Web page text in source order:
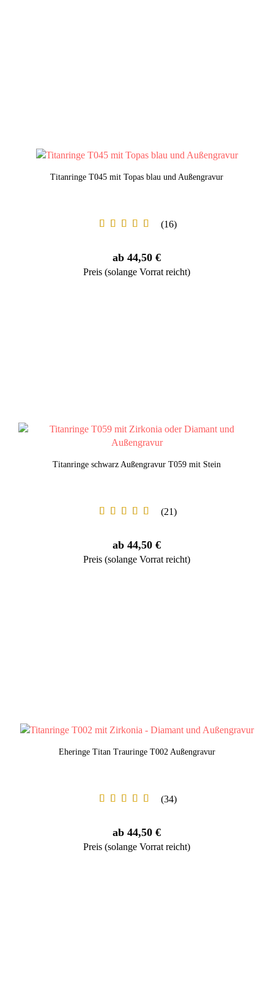
Titanringe T045 mit Topas blau und Außengravur
16
ab 44,50 €
Preis (solange Vorrat reicht)
Titanringe schwarz Außengravur T059 mit Stein
21
ab 44,50 €
Preis (solange Vorrat reicht)
Eheringe Titan Trauringe T002 Außengravur
34
ab 44,50 €
Preis (solange Vorrat reicht)